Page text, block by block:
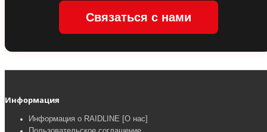
Связаться с нами
Информация
Информация о RAIDLINE [О нас]